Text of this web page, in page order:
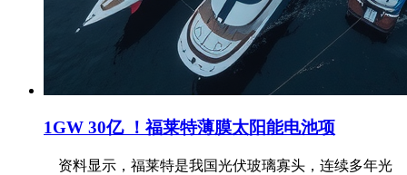
1GW 30亿 ！福莱特薄膜太阳能电池项
资料显示，福莱特是我国光伏玻璃寡头，连续多年光